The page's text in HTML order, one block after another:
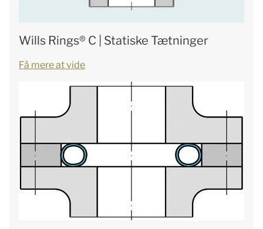
Wills Rings® C | Statiske Tætninger
Få mere at vide